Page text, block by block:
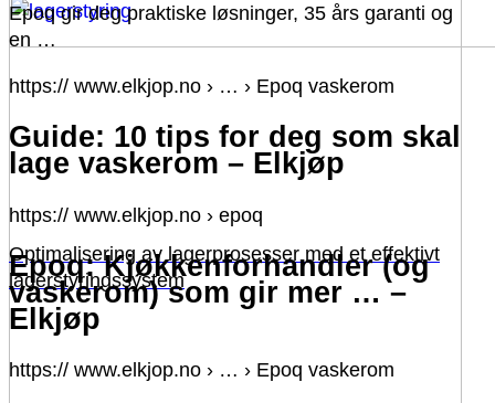
Optimalisering av lagerprosesser med et effektivt
lagerstyringssystem
Epoq gir deg praktiske løsninger, 35 års garanti og
en …
https:// www.elkjop.no › … › Epoq vaskerom
Guide: 10 tips for deg som skal
lage vaskerom – Elkjøp
https:// www.elkjop.no › epoq
Epoq: Kjøkkenforhandler (og
vaskerom) som gir mer … –
Elkjøp
https:// www.elkjop.no › … › Epoq vaskerom